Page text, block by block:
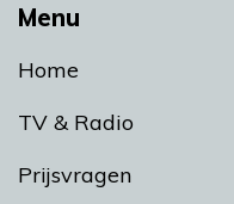
Menu
Home
TV & Radio
Prijsvragen